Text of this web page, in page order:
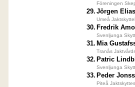
Föreningen
29. Jörgen
Umeå
30. Fredrik
Svenljunga
31. Mia
Tranås
32. Patric
Svenljunga
33. Peder
Piteå